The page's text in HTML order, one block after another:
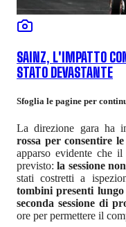
SAINZ, L'IMPATTO
STATO DEVASTANTE
Sfoglia le pagine per
La direzione gara ha
rossa per consentire
apparso evidente che
previsto:la sessione
stati costretti a
tombini presenti
seconda sessione di
ore per permettere il